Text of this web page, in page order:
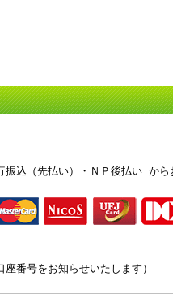
込（先払い）・ＮＰ後払い から
番号をお知らせいたします）